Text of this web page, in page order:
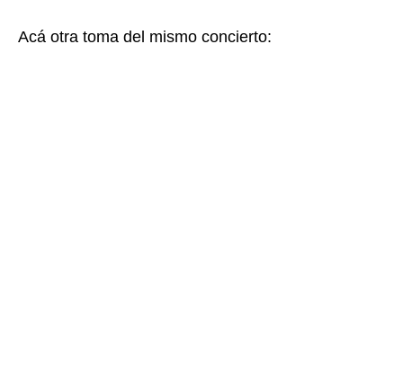
Acá otra toma del mismo concierto: